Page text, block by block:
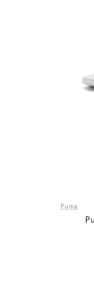
Leárazás
Puma